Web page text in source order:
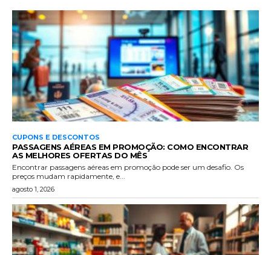
CUPONS E DESCONTOS
PASSAGENS AÉREAS EM PROMOÇÃO: COMO ENCONTRAR
AS MELHORES OFERTAS DO MÊS
Encontrar passagens aéreas em promoção pode ser um desafio. Os
preços mudam rapidamente, e...
agosto 1, 2026